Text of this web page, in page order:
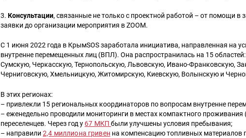
3.Консультации, связанные не только с проектной работой – от помощи в
заявки до организации мероприятия в ZOOM.
С 1 июня 2022 года в КрымSOS заработала инициатива, направленная на
внутренне перемещенных лиц (ВПЛ). Она распространилась на 15
Сумскую, Черкасскую, Тернопольскую, Львовскую, Ивано-Франковскую,
Черниговскую, Хмельницкую, Житомирскую, Киевскую, Волынскую и
В этих регионах:
– привлекли 15 региональных координаторов по вопросам внутренне
– еженедельно проводили мониторинги в местах компактного
переселенцев. Через год у 67 МКПбыли улучшены условия пребывания;
– направили2,4 миллиона гривен на компенсацию топливных материалов